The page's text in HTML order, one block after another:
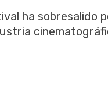
ha sobresalido